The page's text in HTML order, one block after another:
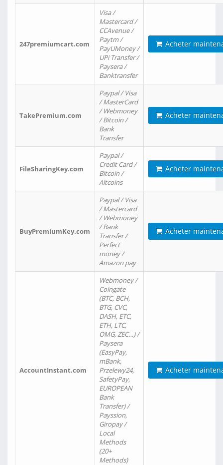
247premiumcart.com
Visa /
Mastercard /
CCAvenue /
Paytm /
PayUMoney /
UPi Transfer /
Paysera /
Banktransfer
Acheter
TakePremium.com
Paypal / Visa
/ MasterCard
/ Webmoney
/ Bitcoin /
Bank
Transfer
Acheter
FileSharingKey.com
Paypal /
Credit Card /
Bitcoin /
Altcoins
Acheter
BuyPremiumKey.com
Paypal / Visa
/ Mastercard
/ Webmoney
/ Bank
Transfer /
Perfect
money /
Amazon pay
Acheter
AccountInstant.com
Webmoney /
Coingate
(BTC, BCH,
BTG, CVC,
DASH, ETC,
ETH, LTC,
OMG, ZEC…) /
Paysera
(EasyPay,
mBank,
Przelewy24,
SafetyPay,
EUROPEAN
Bank
Transfer) /
Payssion,
Giropay /
Local
Methods
(20+
Methods)
Acheter